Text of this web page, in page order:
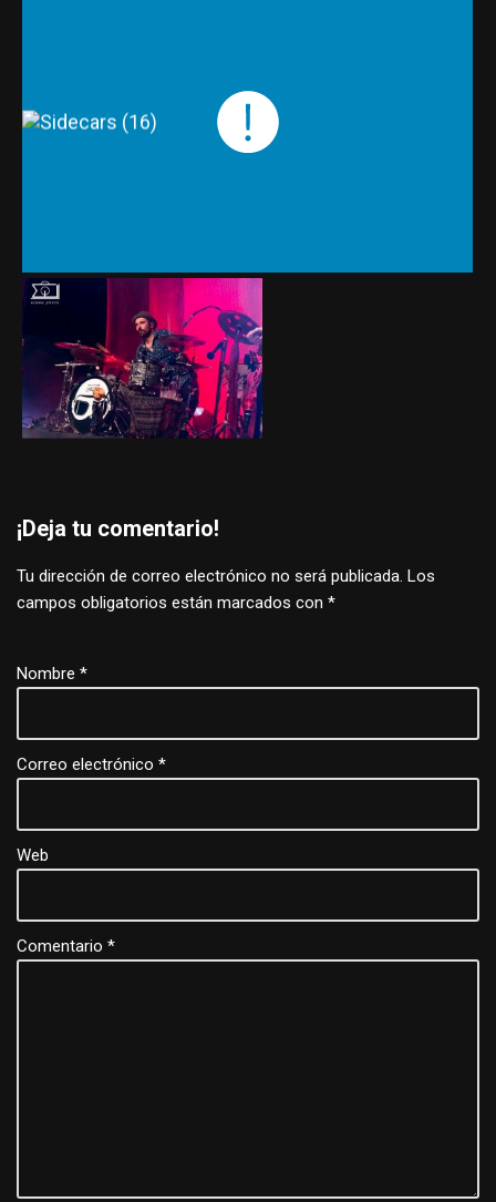
¡Deja tu comentario!
Tu dirección de correo electrónico no será publicada. Los
campos obligatorios están marcados con *
Nombre *
Correo electrónico *
Web
Comentario *